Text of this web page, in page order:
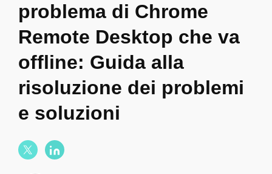
problema di Chrome
Remote Desktop che va
offline: Guida alla
risoluzione dei problemi
e soluzioni